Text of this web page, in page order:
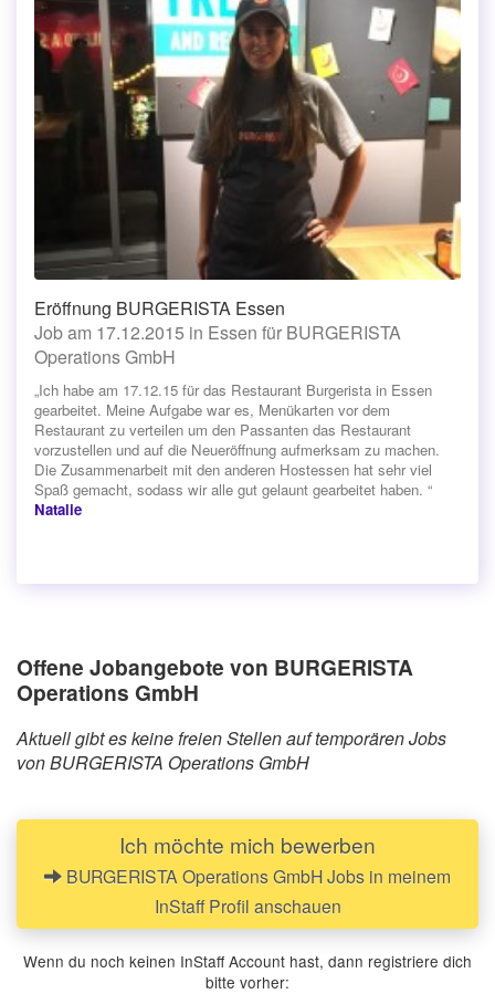
Eröffnung BURGERISTA Essen
Job am 17.12.2015 in Essen für BURGERISTA
Operations GmbH
„Ich habe am 17.12.15 für das Restaurant Burgerista in Essen
gearbeitet. Meine Aufgabe war es, Menükarten vor dem
Restaurant zu verteilen um den Passanten das Restaurant
vorzustellen und auf die Neueröffnung aufmerksam zu machen.
Die Zusammenarbeit mit den anderen Hostessen hat sehr viel
Spaß gemacht, sodass wir alle gut gelaunt gearbeitet haben. “
Natalie
Offene Jobangebote von BURGERISTA
Operations GmbH
Aktuell gibt es keine freien Stellen auf temporären Jobs
von BURGERISTA Operations GmbH
Ich möchte mich bewerben
BURGERISTA Operations GmbH Jobs in meinem
InStaff Profil anschauen
Wenn du noch keinen InStaff Account hast, dann registriere dich
bitte vorher: